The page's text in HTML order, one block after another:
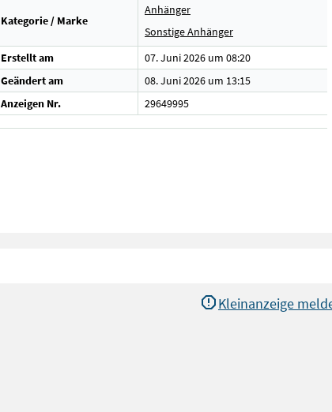
Kategorie / Marke
Anhänger
Sonstige Anhänger
Erstellt am
07. Juni 2026 um 08:20
Geändert am
08. Juni 2026 um 13:15
Anzeigen Nr.
29649995
Kleinanzeige